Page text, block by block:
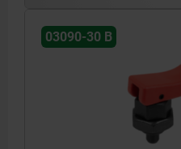
03090-30 B